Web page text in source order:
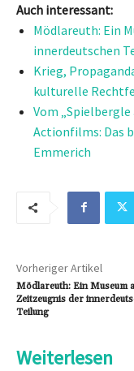
Auch interessant:
Mödlareuth: Ein
innerdeutschen
Krieg,
kulturelle
Vom
Actionfilms: Das
Emmerich
Vorheriger Artikel
Mödlareuth: Ein Museum
Zeitzeugnis der
Teilung
Weiterlesen